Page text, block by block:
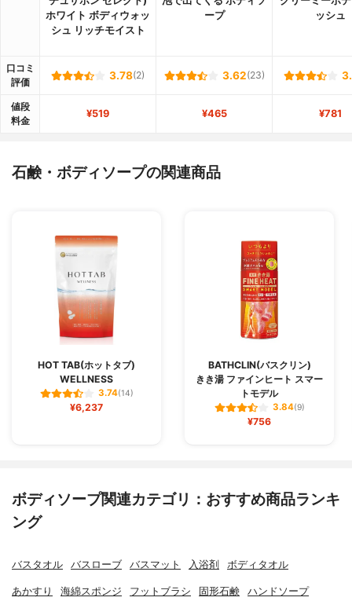
ホワイト ボディウォッ
シュ リッチモイスト
ープ
ッシュ
口コミ
評価
3.78(2) 3.62(23)
値段
料金
¥519 ¥465 ¥781
石鹸・ボディソープの関連商品
HOT TAB(ホットタブ)
WELLNESS
3.74(14)
¥6,237
BATHCLIN(バスクリン)
きき湯 ファインヒート スマー
トモデル
3.84(9)
¥756
ボディソープ関連カテゴリ：おすすめ商品ランキ
ング
バスタオル バスローブ バスマット 入浴剤 ボディタオル
あかすり 海綿スポンジ フットブラシ 固形石鹸 ハンドソープ